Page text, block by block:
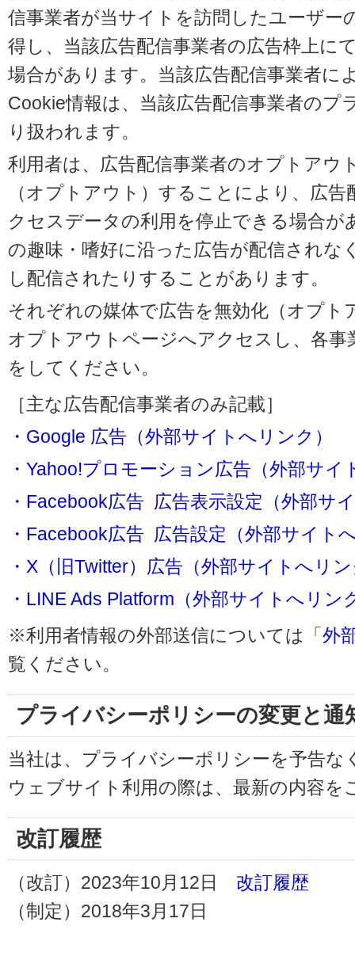
信事業者が当サイトを訪問したユーザー
得し、当該広告配信事業者の広告枠上に
場合があります。当該広告配信事業者に
Cookie情報は、当該広告配信事業者のプ
り扱われます。
利用者は、広告配信事業者のオプトアウ
（オプトアウト）することにより、広
クセスデータの利用を停止できる場合が
の趣味・嗜好に沿った広告が配信されな
し配信されたりすることがあります。
それぞれの媒体で広告を無効化（オプト
オプトアウトページへアクセスし、各
をしてください。
［主な広告配信事業者のみ記載］
・Google 広告（外部サイトへリンク）
・Yahoo!プロモーション広告（外部サイ
・Facebook広告 広告表示設定（外部サ
・Facebook広告 広告設定（外部サイト
・X（旧Twitter）広告（外部サイトへリ
・LINE Ads Platform（外部サイトへリン
※利用者情報の外部送信については「外
覧ください。
プライバシーポリシーの変更と通
当社は、プライバシーポリシーを予告
ウェブサイト利用の際は、最新の内容を
改訂履歴
（改訂）2023年10月12日 改訂履歴
（制定）2018年3月17日